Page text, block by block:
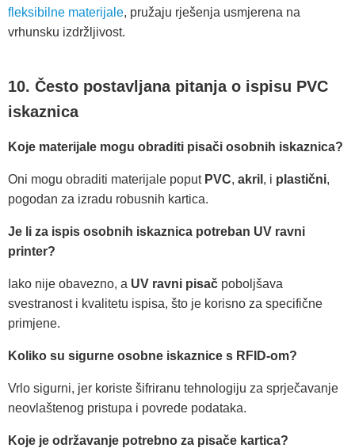
fleksibilne materijale, pružaju rješenja usmjerena na
vrhunsku izdržljivost.
10. Često postavljana pitanja o ispisu PVC
iskaznica
Koje materijale mogu obraditi pisači osobnih iskaznica?
Oni mogu obraditi materijale poput PVC, akril , i plastični,
pogodan za izradu robusnih kartica.
Je li za ispis osobnih iskaznica potreban UV ravni
printer?
Iako nije obavezno, a UV ravni pisač poboljšava
svestranost i kvalitetu ispisa, što je korisno za specifične
primjene.
Koliko su sigurne osobne iskaznice s RFID-om?
Vrlo sigurni, jer koriste šifriranu tehnologiju za sprječavanje
neovlaštenog pristupa i povrede podataka.
Koje je održavanje potrebno za pisače kartica?